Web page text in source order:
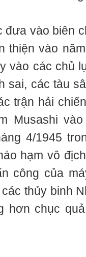
đưa vào biên
thiện vào
vào các chủ
sai, các tàu
trận hải
Musashi
4/1945
hạm vô
công của
thủy binh
hơn chục